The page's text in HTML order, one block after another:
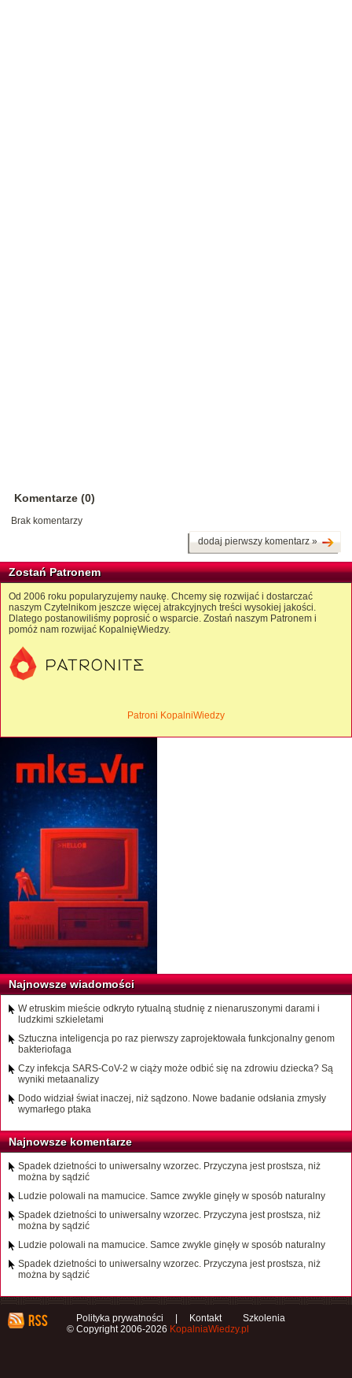
Komentarze (0)
Brak komentarzy
dodaj pierwszy komentarz »
Zostań Patronem
Od 2006 roku popularyzujemy naukę. Chcemy się rozwijać i dostarczać
naszym Czytelnikom jeszcze więcej atrakcyjnych treści wysokiej jakości.
Dlatego postanowiliśmy poprosić o wsparcie. Zostań naszym Patronem i
pomóż nam rozwijać KopalnięWiedzy.
Patroni KopalniWiedzy
Najnowsze wiadomości
W etruskim mieście odkryto rytualną studnię z nienaruszonymi darami i
ludzkimi szkieletami
Sztuczna inteligencja po raz pierwszy zaprojektowała funkcjonalny genom
bakteriofaga
Czy infekcja SARS-CoV-2 w ciąży może odbić się na zdrowiu dziecka? Są
wyniki metaanalizy
Dodo widział świat inaczej, niż sądzono. Nowe badanie odsłania zmysły
wymarłego ptaka
Najnowsze komentarze
Spadek dzietności to uniwersalny wzorzec. Przyczyna jest prostsza, niż
można by sądzić
Ludzie polowali na mamucice. Samce zwykle ginęły w sposób naturalny
Spadek dzietności to uniwersalny wzorzec. Przyczyna jest prostsza, niż
można by sądzić
Ludzie polowali na mamucice. Samce zwykle ginęły w sposób naturalny
Spadek dzietności to uniwersalny wzorzec. Przyczyna jest prostsza, niż
można by sądzić
Polityka prywatności Kontakt
Szkolenia
© Copyright 2006-2026 KopalniaWiedzy.pl